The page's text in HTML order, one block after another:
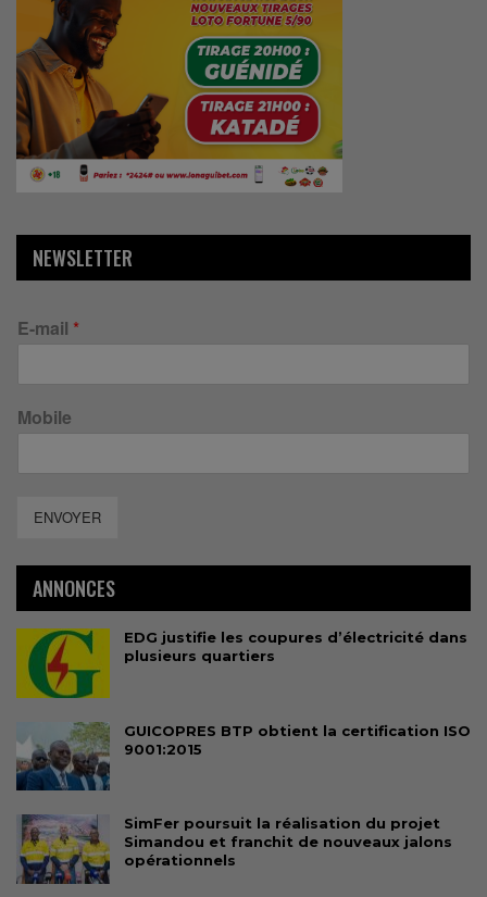
NEWSLETTER
E-mail *
Mobile
ENVOYER
ANNONCES
EDG justifie les coupures d’électricité dans
plusieurs quartiers
GUICOPRES BTP obtient la certification ISO
9001:2015
SimFer poursuit la réalisation du projet
Simandou et franchit de nouveaux jalons
opérationnels